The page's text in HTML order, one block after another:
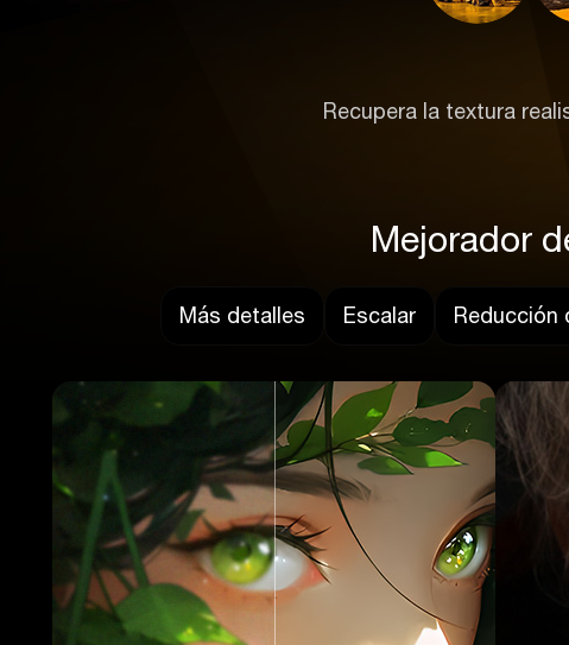
Recupera la textura
Mejorador
Más detalles Escalar Reducción